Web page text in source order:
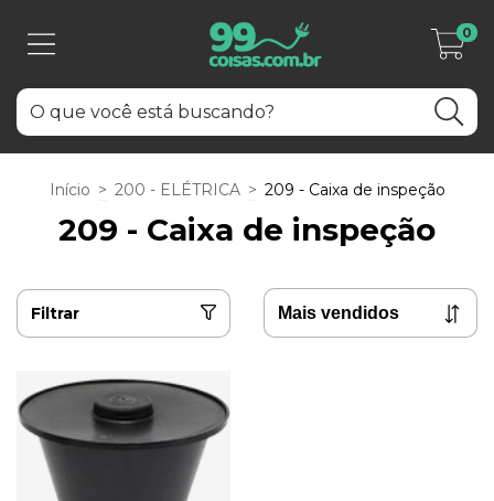
0
Início > 200 - ELÉTRICA > 209 - Caixa de inspeção
209 - Caixa de inspeção
Filtrar